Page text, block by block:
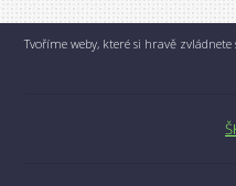
Tvoříme weby, které si hravě